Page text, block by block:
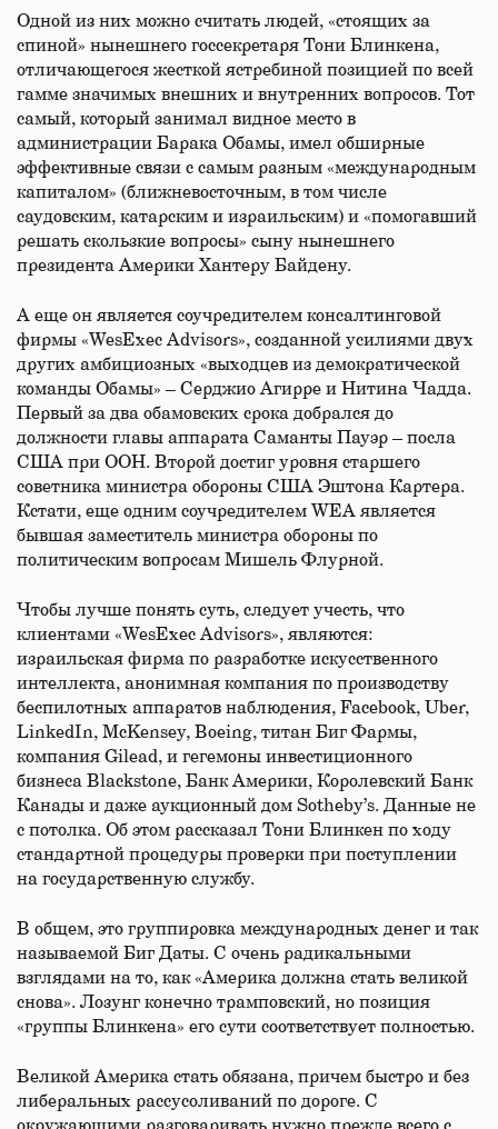
Одной из них можно считать людей, «стоящих за
спиной» нынешнего госсекретаря Тони Блинкена,
отличающегося жесткой ястребиной позицией по всей
гамме значимых внешних и внутренних вопросов. Тот
самый, который занимал видное место в
администрации Барака Обамы, имел обширные
эффективные связи с самым разным «международным
капиталом» (ближневосточным, в том числе
саудовским, катарским и израильским) и «помогавший
решать скользкие вопросы» сыну нынешнего
президента Америки Хантеру Байдену.
А еще он является соучредителем консалтинговой
фирмы «WesExec Advisors», созданной усилиями двух
других амбициозных «выходцев из демократической
команды Обамы» – Серджио Агирре и Нитина Чадда.
Первый за два обамовских срока добрался до
должности главы аппарата Саманты Пауэр – посла
США при ООН. Второй достиг уровня старшего
советника министра обороны США Эштона Картера.
Кстати, еще одним соучредителем WEA является
бывшая заместитель министра обороны по
политическим вопросам Мишель Флурной.
Чтобы лучше понять суть, следует учесть, что
клиентами «WesExec Advisors», являются:
израильская фирма по разработке искусственного
интеллекта, анонимная компания по производству
беспилотных аппаратов наблюдения, Facebook, Uber,
LinkedIn, McKensey, Boeing, титан Биг Фармы,
компания Gilead, и гегемоны инвестиционного
бизнеса Blackstone, Банк Америки, Королевский Банк
Канады и даже аукционный дом Sotheby’s. Данные не
с потолка. Об этом рассказал Тони Блинкен по ходу
стандартной процедуры проверки при поступлении
на государственную службу.
В общем, это группировка международных денег и так
называемой Биг Даты. С очень радикальными
взглядами на то, как «Америка должна стать великой
снова». Лозунг конечно трамповский, но позиция
«группы Блинкена» его сути соответствует полностью.
Великой Америка стать обязана, причем быстро и без
либеральных рассусоливаний по дороге. С